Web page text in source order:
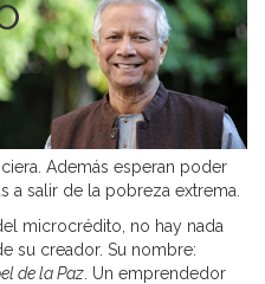
Además esperan poder
a salir de la pobreza extrema.
microcrédito, no hay nada
su creador. Su nombre:
de la Paz . Un emprendedor